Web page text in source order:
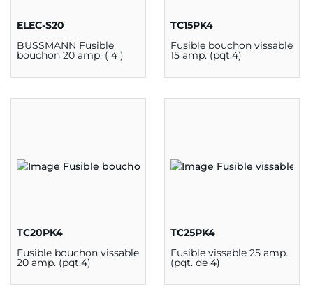
ELEC-S20
BUSSMANN Fusible
bouchon 20 amp. ( 4 )
TC15PK4
Fusible bouchon vissable
15 amp. (pqt.4)
TC20PK4
Fusible bouchon vissable
20 amp. (pqt.4)
TC25PK4
Fusible vissable 25 amp.
(pqt. de 4)